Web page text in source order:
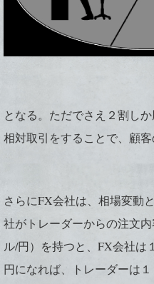
となる。ただでさえ２割し
相対取引をすることで、顧
さらにFX会社は、相場変動
社がトレーダーからの注文
ル/円）を持つと、FX会社は
円になれば、トレーダーは